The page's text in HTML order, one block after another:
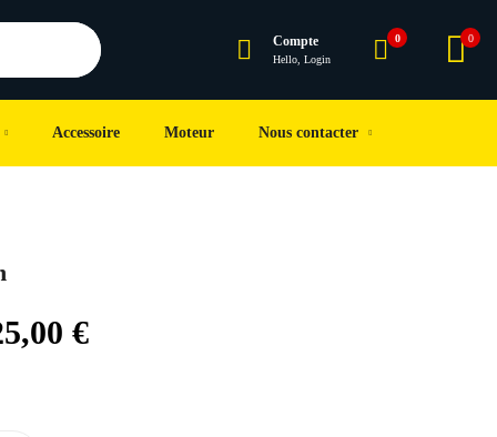
Compte
Hello, Login
0 0
Accessoire Moteur Nous contacter
€